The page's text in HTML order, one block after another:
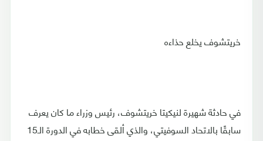
خريتشوف يخلع حذاءه
في حادثة شهيرة لنيكيتا خريتشوف، رئيس وزراء ما كان يعرف
سابقًا بالاتحاد السوفيتي، والذي ألقى خطابه في الدورة الـ15